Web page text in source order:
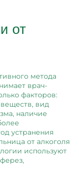
от
метода
врач-
факторов:
вид
наличие
устранения
от алкоголя
используют